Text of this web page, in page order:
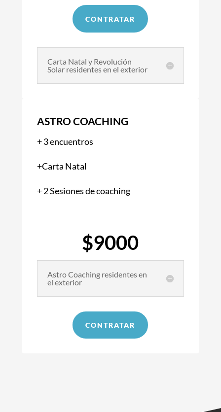
CONTRATAR
Carta Natal y Revolución
Solar residentes en el exterior
ASTRO COACHING
+ 3 encuentros
+Carta Natal
+ 2 Sesiones de coaching
$9000
Astro Coaching residentes en
el exterior
CONTRATAR